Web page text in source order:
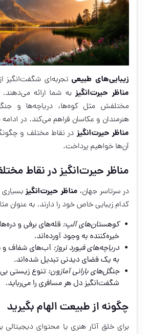
زیبایی‌های طبیعیتجربه‌ای شگفت‌انگیز
مناظر حیرت‌انگیزبه شما ارائه می‌دهند.
مختلفش مثل کوه‌ها، دریاچه‌ها و
هنرمندان و عکاسان فراهم می‌کند. در ادامه
مناظر حیرت‌انگیز در نقاط مختلف و
آن‌ها خواهیم پرداخت.
مناظر حیرت‌انگیز در نقاط
در سرتاسر جهان، مناظر حیرت‌انگیزبسیاری
کدام زیبایی خاص خود را دارند. به عنوان
کوهستان‌های آلپ: قله‌های برفی و
خیره‌کننده به وجود آورده‌اند.
دریاچه‌های فیورد نروژ: آب‌های شفاف و
به یک فضای دیدنی تبدیل شده‌اند.
جنگل‌های بارانی آمازون: تنوع زیستی
شگفت‌انگیز دل هر مسافری را می‌رباید.
چگونه از طبیعت الهام بگیرید
برای خلق آثار هنری یا محتوای دیجیتالی